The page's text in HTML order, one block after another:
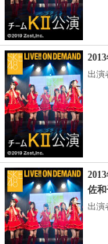
出演
佐
出演